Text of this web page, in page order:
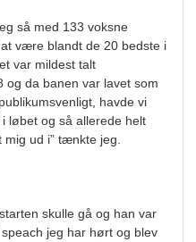
så med 133 voksne
være blandt de 20 bedste i
var mildest talt
da banen var lavet som
havde vi
løbet og så allerede helt
ud i” tænkte jeg.
skulle gå og han var
jeg har hørt og blev